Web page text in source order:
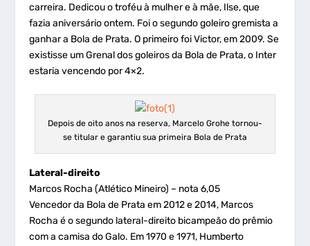
carreira. Dedicou o troféu à mulher e à mãe, Ilse, que
fazia aniversário ontem. Foi o segundo goleiro gremista a
ganhar a Bola de Prata. O primeiro foi Victor, em 2009. Se
existisse um Grenal dos goleiros da Bola de Prata, o Inter
estaria vencendo por 4×2.
Depois de oito anos na reserva, Marcelo Grohe tornou-
se titular e garantiu sua primeira Bola de Prata
Lateral-direito
Marcos Rocha (Atlético Mineiro) – nota 6,05
Vencedor da Bola de Prata em 2012 e 2014, Marcos
Rocha é o segundo lateral-direito bicampeão do prêmio
com a camisa do Galo. Em 1970 e 1971, Humberto